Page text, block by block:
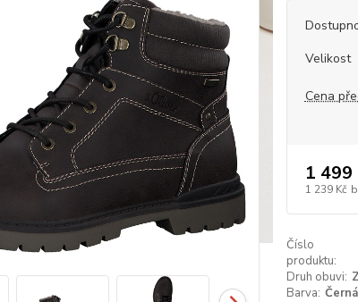
Velikost
Cena
1 499
1 239 Kč
Číslo
produktu:
Druh obuvi:
Barva: Černá